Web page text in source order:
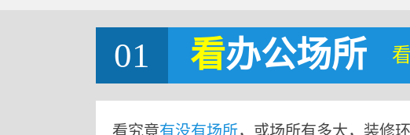
01 看办公场所
看究竟有没有场所，或场所有多大，装修